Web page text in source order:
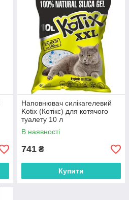
Наповнювач силікагелевий
Kotix (Котікс) для котячого
туалету 10 л
В наявності
741 ₴
Купити